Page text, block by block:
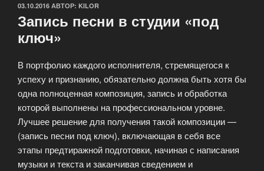
ОПУБЛИКОВАНО
03.10.2016 АВТОР: KILOR
Запись песни в студии «под
ключ»
В портфолио каждого исполнителя, стремящегося к
успеху и признанию, обязательно должна быть хотя бы
одна полноценная композиция, запись и обработка
которой выполнены на профессиональном уровне.
Лучшее решение для получения такой композиции —
(запись песни под ключ), включающая в себя все
этапы предтиражной подготовки, начиная с написания
музыки и текста и заканчивая сведением и